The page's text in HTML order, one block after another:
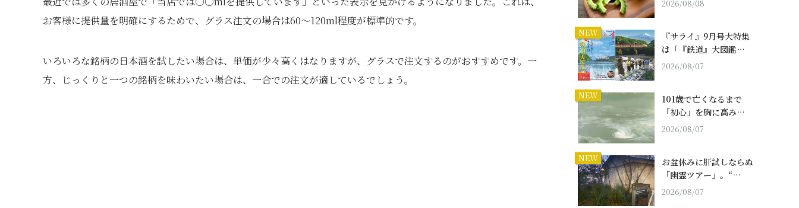
お客様に提供量を明確にするためで、グラス注文の場合は60〜120ml程度が標準的です。
いろいろな銘柄の日本酒を試したい場合は、単価が少々高くはなりますが、グラスで注文するのがおすすめです。一
方、じっくりと一つの銘柄を味わいたい場合は、一合での注文が適しているでしょう。
2026/08/08
NEW
『サライ』9月号大特集
は「『鉄道』大図鑑…
2026/08/07
NEW
101歳で亡くなるまで
「初心」を胸に高み…
2026/08/07
NEW
お盆休みに肝試しならぬ
「幽霊ツアー」。“…
2026/08/07